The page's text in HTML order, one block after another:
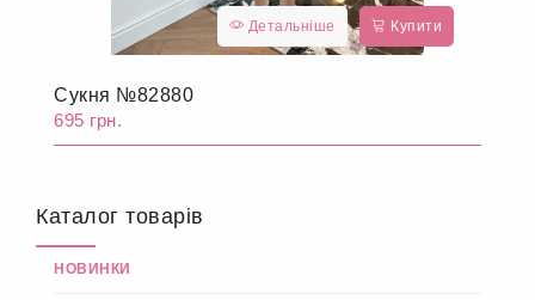
Детальніше Купити
Сукня №82880
695 грн.
Каталог товарів
НОВИНКИ